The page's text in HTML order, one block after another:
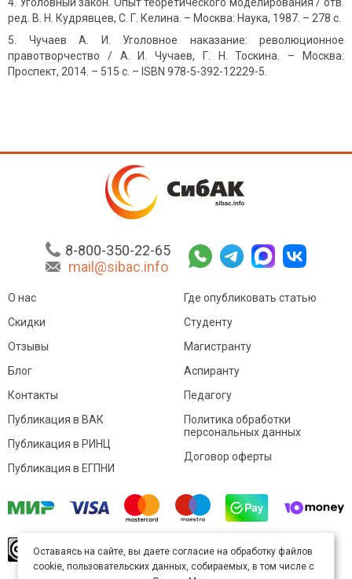
ред. В. Н. Кудрявцев, С. Г. Келина. – Москва: Наука, 1987. – 278 с.
Чучаев А. И. Уголовное наказание: революционное
правотворчество / А. И. Чучаев, Г. Н. Тоскина. – Москва:
Проспект, 2014. – 515 с. – ISBN 978-5-392-12229-5.
8-800-350-22-65
mail@sibac.info
О нас
Скидки
Отзывы
Блог
Контакты
Где опубликовать статью
Студенту
Магистранту
Аспиранту
Педагогу
Публикация в ВАК
Публикация в РИНЦ
Публикация в ЕГПНИ
Политика обработки
персональных данных
Договор оферты
произведение доступно полицензии Creative
Commons «Attribution» («Атрибуция») 4.0
Оставаясь на сайте, вы даете согласие на обработку файлов
cookie, пользовательских данных, собираемых, в том числе с